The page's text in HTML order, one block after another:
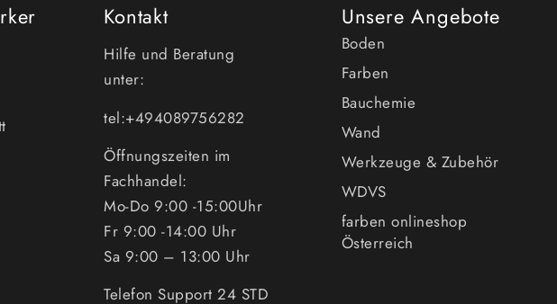
Kontakt
Hilfe und Beratung
unter:
tel:+494089756282
Öffnungszeiten im
Fachhandel:
Mo-Do 9:00 -15:00Uhr
Fr 9:00 -14:00 Uhr
Sa 9:00 – 13:00 Uhr
Telefon Support 24 STD
Unsere Angebote
Boden
Farben
Bauchemie
Wand
Werkzeuge & Zubehör
WDVS
farben onlineshop
Österreich